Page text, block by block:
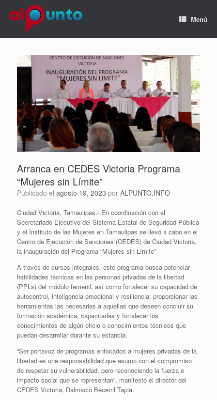
Menú
Arranca en CEDES Victoria Programa
“Mujeres sin Límite”
Publicado el agosto 19, 2023 por ALPUNTO.INFO
Ciudad Victoria, Tamaulipas.- En coordinación con el
Secretariado Ejecutivo del Sistema Estatal de Seguridad Pública
y el Instituto de las Mujeres en Tamaulipas se llevó a cabo en el
Centro de Ejecución de Sanciones (CEDES) de Ciudad Victoria,
la inauguración del Programa “Mujeres sin Límite”
A través de cursos integrales, este programa busca potenciar
habilidades técnicas en las personas privadas de la libertad
(PPLs) del módulo femenil, así como fortalecer su capacidad de
autocontrol, inteligencia emocional y resiliencia; proporcionar las
herramientas las necesarias a aquellas que deseen concluir su
formación académica, capacitarlas y fortalecer los
conocimientos de algún oficio o conocimientos técnicos que
puedan desarrollar durante su estancia.
“Ser portavoz de programas enfocados a mujeres privadas de la
libertad es una responsabilidad que asumo con el compromiso
de respetar su vulnerabilidad, pero reconociendo la fuerza e
impacto social que se representan”, manifestó el director del
CEDES Victoria, Dalmacio Becerril Tapia.